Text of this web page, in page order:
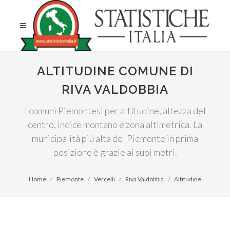
ALTITUDINE COMUNE DI
RIVA VALDOBBIA
I comuni Piemontesi per altitudine, altezza del
centro, indice montano e zona altimetrica. La
municipalità più alta del Piemonte in prima
posizione è grazie ai suoi metri.
Home Piemonte Vercelli Riva Valdobbia Altitudine